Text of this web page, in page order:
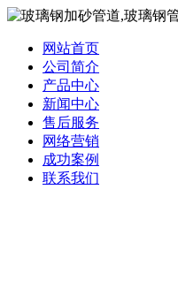
网站首页
公司简介
产品中心
新闻中心
售后服务
网络营销
成功案例
联系我们